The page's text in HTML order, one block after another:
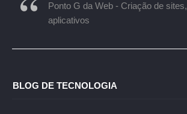
Ponto G da Web - Criação de
aplicativos
BLOG DE TECNOLOGIA